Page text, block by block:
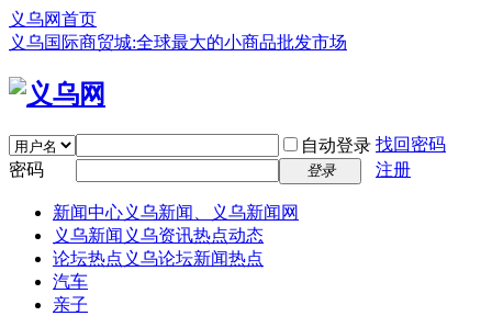
义乌网首页
义乌国际商贸城:全球最大的小商品批发市场
自动登录 找回密码
密码
登录 注册
新闻中心义乌新闻、义乌新闻网
义乌新闻 义乌资讯热点动态
论坛热点 义乌论坛新闻热点
汽车
亲子